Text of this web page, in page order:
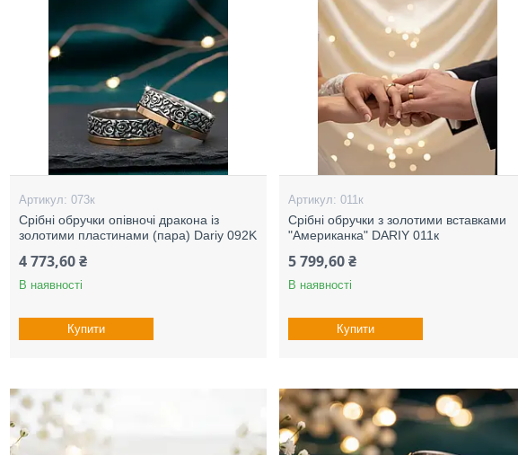
073к
Срібні обручки опівночі дракона із
золотими пластинами (пара) Dariy 092K
4 773,60 ₴
В наявності
Купити
011к
Срібні обручки з золотими вставками
"Американка" DARIY 011к
5 799,60 ₴
В наявності
Купити